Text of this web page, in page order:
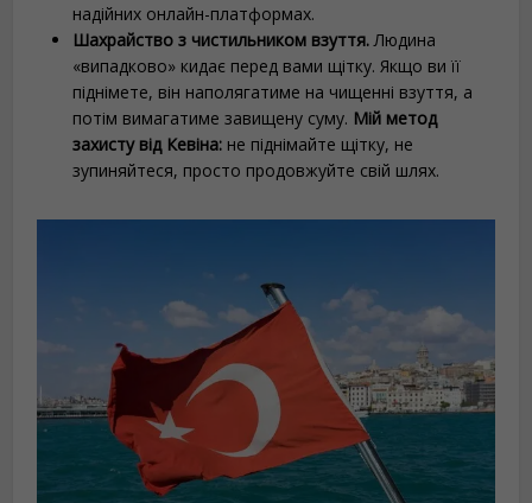
надійних онлайн-платформах.
Шахрайство з чистильником взуття. Людина
«випадково» кидає перед вами щітку. Якщо ви її
піднімете, він наполягатиме на чищенні взуття, а
потім вимагатиме завищену суму. Мій метод
захисту від Кевіна: не піднімайте щітку, не
зупиняйтеся, просто продовжуйте свій шлях.